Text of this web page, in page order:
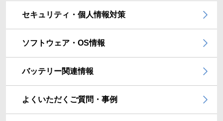
セキュリティ・個人情報対策
ソフトウェア・OS情報
バッテリー関連情報
よくいただくご質問・事例